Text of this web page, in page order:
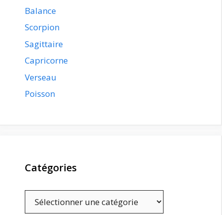
Balance
Scorpion
Sagittaire
Capricorne
Verseau
Poisson
Catégories